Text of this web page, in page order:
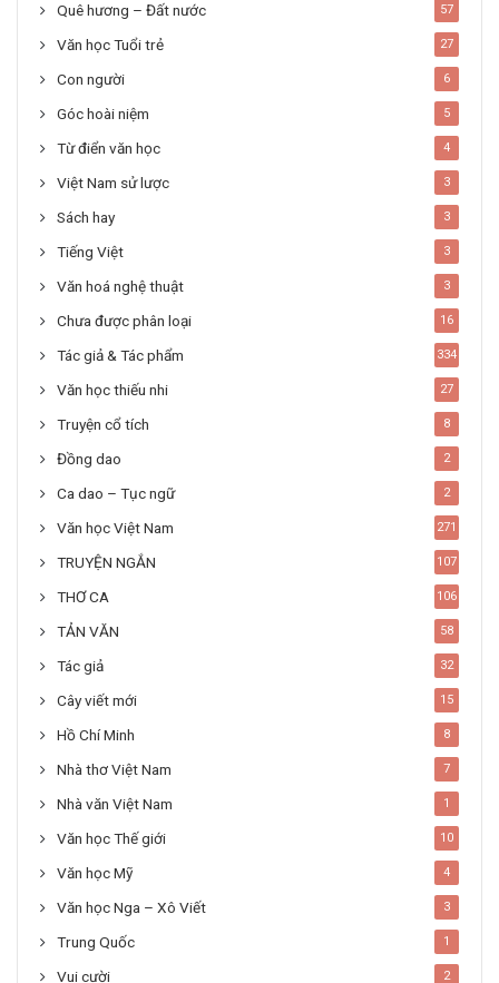
Quê hương – Đất nước 57
Văn học Tuổi trẻ 27
Con người 6
Góc hoài niệm 5
Từ điển văn học 4
Việt Nam sử lược 3
Sách hay 3
Tiếng Việt 3
Văn hoá nghệ thuật 3
Chưa được phân loại 16
Tác giả & Tác phẩm 334
Văn học thiếu nhi 27
Truyện cổ tích 8
Đồng dao 2
Ca dao – Tục ngữ 2
Văn học Việt Nam 271
TRUYỆN NGẮN 107
THƠ CA 106
TẢN VĂN 58
Tác giả 32
Cây viết mới 15
Hồ Chí Minh 8
Nhà thơ Việt Nam 7
Nhà văn Việt Nam 1
Văn học Thế giới 10
Văn học Mỹ 4
Văn học Nga – Xô Viết 3
Trung Quốc 1
Vui cười 2